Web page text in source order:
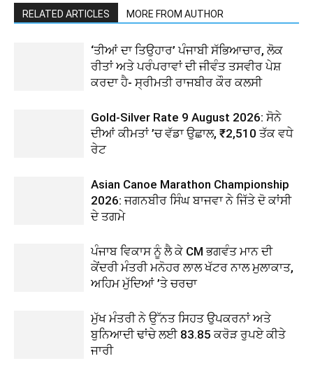
RELATED ARTICLES MORE FROM AUTHOR
‘ਤੀਆਂ ਦਾ ਤਿਉਹਾਰ’ ਪੰਜਾਬੀ ਸੱਭਿਆਚਾਰ, ਲੋਕ
ਰੀਤਾਂ ਅਤੇ ਪਰੰਪਰਾਵਾਂ ਦੀ ਜੀਵੰਤ ਤਸਵੀਰ ਪੇਸ਼
ਕਰਦਾ ਹੈ- ਸ੍ਰੀਮਤੀ ਰਾਜਬੀਰ ਕੌਰ ਕਲਸੀ
Gold-Silver Rate 9 August 2026: ਸੋਨੇ
ਦੀਆਂ ਕੀਮਤਾਂ ’ਚ ਵੱਡਾ ਉਛਾਲ, ₹2,510 ਤੱਕ ਵਧੇ
ਰੇਟ
Asian Canoe Marathon Championship
2026: ਜਗਨਬੀਰ ਸਿੰਘ ਬਾਜਵਾ ਨੇ ਜਿੱਤੇ ਦੋ ਕਾਂਸੀ
ਦੇ ਤਗਮੇ
ਪੰਜਾਬ ਵਿਕਾਸ ਨੂੰ ਲੈ ਕੇ CM ਭਗਵੰਤ ਮਾਨ ਦੀ
ਕੇਂਦਰੀ ਮੰਤਰੀ ਮਨੋਹਰ ਲਾਲ ਖੱਟਰ ਨਾਲ ਮੁਲਾਕਾਤ,
ਅਹਿਮ ਮੁੱਦਿਆਂ ’ਤੇ ਚਰਚਾ
ਮੁੱਖ ਮੰਤਰੀ ਨੇ ਉੱਨਤ ਸਿਹਤ ਉਪਕਰਨਾਂ ਅਤੇ
ਬੁਨਿਆਦੀ ਢਾਂਚੇ ਲਈ 83.85 ਕਰੋੜ ਰੁਪਏ ਕੀਤੇ
ਜਾਰੀ